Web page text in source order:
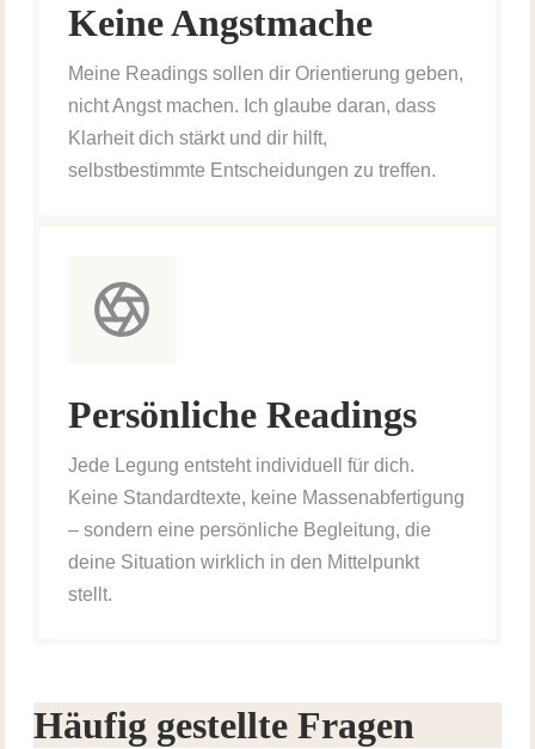
Keine Angstmache
Meine Readings sollen dir Orientierung geben,
nicht Angst machen. Ich glaube daran, dass
Klarheit dich stärkt und dir hilft,
selbstbestimmte Entscheidungen zu treffen.
Persönliche Readings
Jede Legung entsteht individuell für dich.
Keine Standardtexte, keine Massenabfertigung
– sondern eine persönliche Begleitung, die
deine Situation wirklich in den Mittelpunkt
stellt.
Häufig gestellte Fragen